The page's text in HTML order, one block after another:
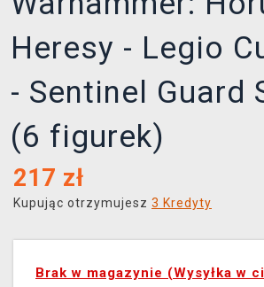
Heresy - Legio
- Sentinel Guard
(6 figurek)
217 zł
Kupując otrzymujesz 3 Kredyty
Brak w magazynie (Wysyłka w